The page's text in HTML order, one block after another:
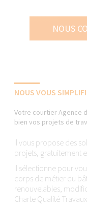
NOUS
NOUS VOUS
Votre courtier Agence
bien vos projets de
Il vous propose des
projets, gratuitement
Il sélectionne pour
corps de métier du
renouvelables,
Charte Qualité